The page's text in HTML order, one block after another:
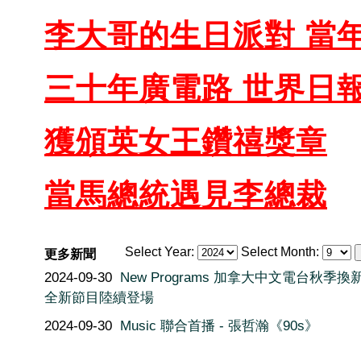
李大哥的生日 派對 當
三十年廣電路 世界日
獲頒英女王鑽禧獎章
當馬總統遇見李總裁
Select Year: Select Month:
更多新聞
2024-09-30 New Programs 加拿大中文電台秋季換
全新節目陸續登場
2024-09-30 Music 聯合首播 - 張哲瀚《90s》